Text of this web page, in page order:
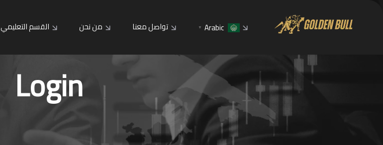
القسم التعليمي من نحن تواصل معنا Arabic
▼
Login